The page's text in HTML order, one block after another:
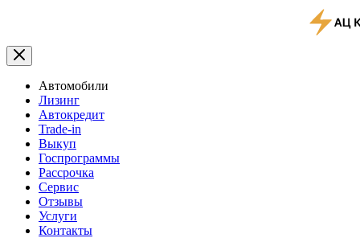
Автомобили
Лизинг
Автокредит
Trade-in
Выкуп
Госпрограммы
Рассрочка
Сервис
Отзывы
Услуги
Контакты